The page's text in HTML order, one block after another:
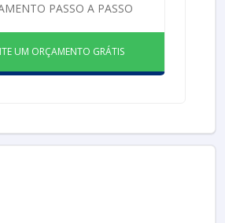
PASSO A PASSO
UM ORÇAMENTO GRÁTIS